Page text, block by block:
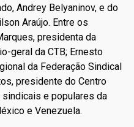
Andrey Belyaninov, e do
Araújo. Entre os
presidenta da
geral da CTB; Ernesto
da Federação Sindical
presidente do Centro
sindicais e populares da
e Venezuela.